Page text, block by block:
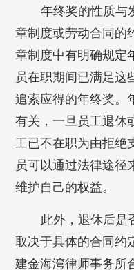
年终奖的性质与
章制度或劳动合同的
章制度中有明确规定
员在职期间已满足这
追索应得的年终奖。
有关，一旦员工退休
工已不在职为由拒绝
员可以通过法律途径
维护自己的权益。
此外，退休后是
取决于具体的合同约
建金海湾律师事务所